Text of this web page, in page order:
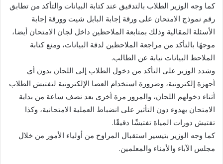
كما وجه الوزير الطلاب بالتدقيق عند كتابة البيانات والتأكد من تطابق
رقم نموذج الامتحان على ورقة إجابة البابل شيت وورقة إجابة
الأسئلة المقالية وذلك بمتابعة الملاحظين داخل لجان الامتحان أيضا،
موجهًا بالتأكد من مراجعة الملاحظين لدقة البيانات، ومنع كتابة
الملاحظ البيانات نيابة عن الطالب.
وشدد الوزير على التأكد من دخول الطلاب إلى اللجان بدون أي
أجهزة إلكترونية، وضرورة استخدام العصا الإلكترونية لتفتيش الطلاب
أثناء دخولهم اللجان، والمرور مرة أخرى بعد نصف ساعة من بداية
الامتحان بهدوء دون التأثير على انضباط العملية الامتحانية، وكذا
تفتيش دورات المياة تفتيشًا دقيقًا.
كما وجه الوزير بتيسير استقبال المراوح من أولياء الأمور من خلال
مجلس الآباء والأمناء والمعلمين.